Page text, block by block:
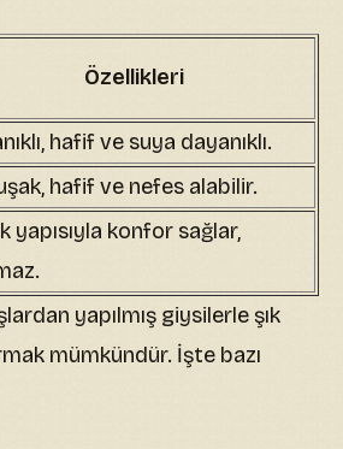
Özellikleri
hafif ve suya dayanıklı.
hafif ve nefes alabilir.
yapısıyla konfor sağlar,
yapılmış giysilerle şık
mümkündür. İşte bazı